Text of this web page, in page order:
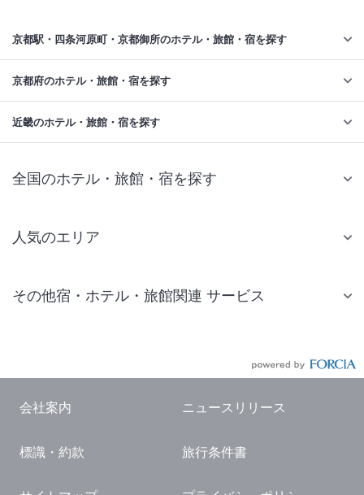
京都駅・四条河原町・京都御所のホテル・旅館・宿を探す
京都府のホテル・旅館・宿を探す
近畿のホテル・旅館・宿を探す
全国のホテル・旅館・宿を探す
人気のエリア
仙台 ホテル
東京ドーム ホテル
横浜 ホテル
熱海 ホテル
その他宿・ホテル・旅館関連 サービス
国内観光ガイド
旅行・観光情報
会社案内 ニュースリリース
標識・約款 旅行条件書